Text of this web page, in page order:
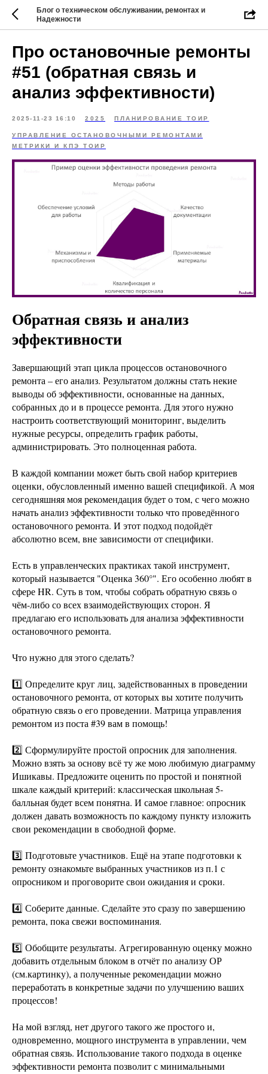
Блог о техническом обслуживании, ремонтах и
Надежности
Про остановочные ремонты
#51 (обратная связь и
анализ эффективности)
2025-11-23 16:10 2025 ПЛАНИРОВАНИЕ ТОИР
УПРАВЛЕНИЕ ОСТАНОВОЧНЫМИ РЕМОНТАМИ
МЕТРИКИ И КПЭ ТОИР
Обратная связь и анализ
эффективности
Завершающий этап цикла процессов остановочного
ремонта – его анализ. Результатом должны стать некие
выводы об эффективности, основанные на данных,
собранных до и в процессе ремонта. Для этого нужно
настроить соответствующий мониторинг, выделить
нужные ресурсы, определить график работы,
администрировать. Это полноценная работа.
В каждой компании может быть свой набор критериев
оценки, обусловленный именно вашей спецификой. А моя
сегодняшняя моя рекомендация будет о том, с чего можно
начать анализ эффективности только что проведённого
остановочного ремонта. И этот подход подойдёт
абсолютно всем, вне зависимости от специфики.
Есть в управленческих практиках такой инструмент,
который называется "Оценка 360°". Его особенно любят в
сфере HR. Суть в том, чтобы собрать обратную связь о
чём-либо со всех взаимодействующих сторон. Я
предлагаю его использовать для анализа эффективности
остановочного ремонта.
Что нужно для этого сделать?
1️⃣ Определите круг лиц, задействованных в проведении
остановочного ремонта, от которых вы хотите получить
обратную связь о его проведении. Матрица управления
ремонтом из поста #39 вам в помощь!
2️⃣ Сформулируйте простой опросник для заполнения.
Можно взять за основу всё ту же мою любимую диаграмму
Ишикавы. Предложите оценить по простой и понятной
шкале каждый критерий: классическая школьная 5-
балльная будет всем понятна. И самое главное: опросник
должен давать возможность по каждому пункту изложить
свои рекомендации в свободной форме.
3️⃣ Подготовьте участников. Ещё на этапе подготовки к
ремонту ознакомьте выбранных участников из п.1 с
опросником и проговорите свои ожидания и сроки.
4️⃣ Соберите данные. Сделайте это сразу по завершению
ремонта, пока свежи воспоминания.
5️⃣ Обобщите результаты. Агрегированную оценку можно
добавить отдельным блоком в отчёт по анализу ОР
(см.картинку), а полученные рекомендации можно
переработать в конкретные задачи по улучшению ваших
процессов!
На мой взгляд, нет другого такого же простого и,
одновременно, мощного инструмента в управлении, чем
обратная связь. Использование такого подхода в оценке
эффективности ремонта позволит с минимальными